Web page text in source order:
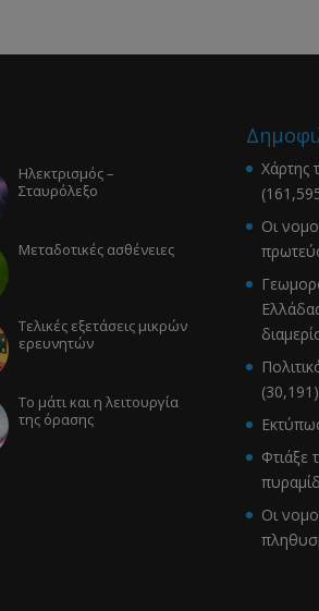
Ηλεκτρισμός –
Σταυρόλεξο
Μεταδοτικές ασθένειες
Τελικές εξετάσεις μικρών
ερευνητών
Το μάτι και η λειτουργία
της όρασης
Χάρτης
Οι
(30,191)
Φτιάξε
Οι